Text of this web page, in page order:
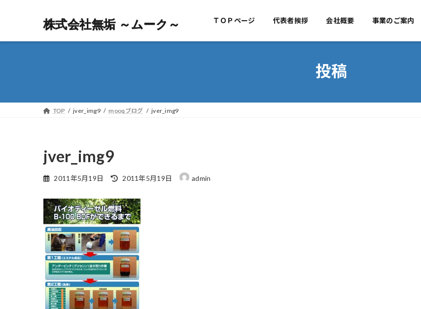
株式会社無垢 ～ムーク～ TOPページ 代表者挨拶
株式会社無垢 ～ムーク～ ＴＯＰページ 代表者挨拶 会社概要 事業のご案内
投稿
TOP jver_img9 mooqブログ jver_img9
jver_img9
2011年5月19日
最
新
日
時
:
2011年5月19日 admin